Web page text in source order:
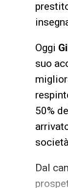
Oggi
suo
50%
Dal